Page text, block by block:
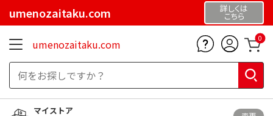
umenozaitaku.com 詳しくは
こちら
umenozaitaku.com 0
マイストア